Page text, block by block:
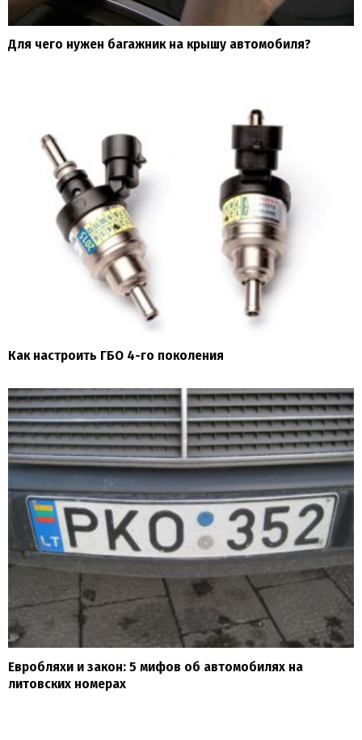
Для чего нужен багажник на крышу автомобиля?
Как настроить ГБО 4-го поколения
Евробляхи и закон: 5 мифов об автомобилях на
литовских номерах